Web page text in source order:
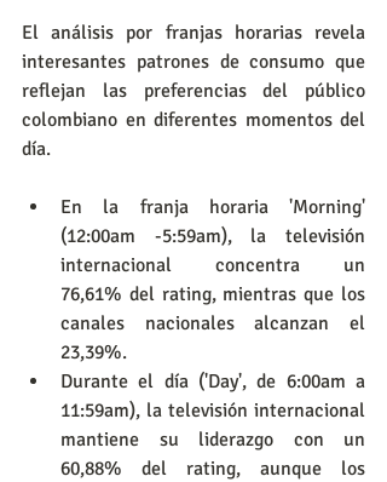
El análisis por franjas horarias revela
interesantes patrones de consumo que
reflejan las preferencias del público
colombiano en diferentes momentos del
día.
En la franja horaria 'Morning'
(12:00am -5:59am), la televisión
internacional concentra un
76,61% del rating, mientras que los
canales nacionales alcanzan el
23,39%.
Durante el día ('Day', de 6:00am a
11:59am), la televisión internacional
mantiene su liderazgo con un
60,88% del rating, aunque los